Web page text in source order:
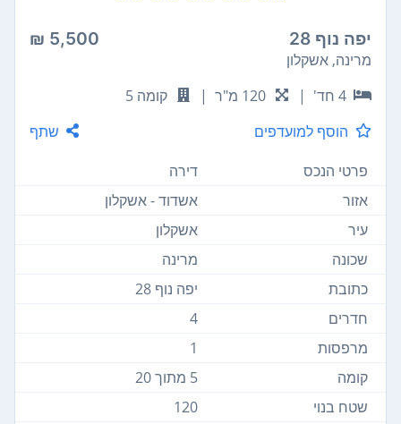
יפה נוף 28 5,500 ₪
מרינה, אשקלון
4 חד'
| 120 מ"ר |
קומה 5
הוסף למועדפים
שתף
פרטי הנכס
דירה
אזור
אשדוד - אשקלון
עיר
אשקלון
שכונה
מרינה
כתובת
יפה נוף 28
חדרים
4
מרפסות
1
קומה
5 מתוך 20
שטח בנוי
120